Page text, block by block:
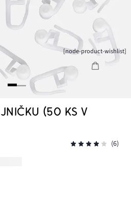
[node-product-wishlist]
(50 KS V
(6)